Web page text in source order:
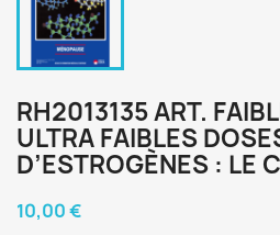
RH2013135 ART.
ULTRA FAIBLES
D’ESTROGÈNES : LE
10,00 €